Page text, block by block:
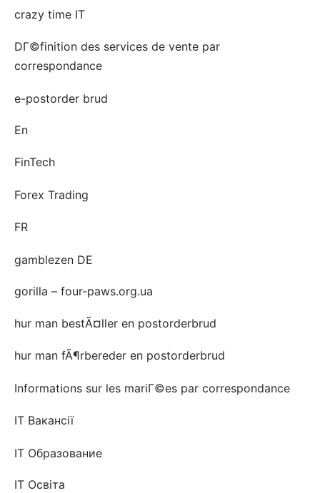
crazy time IT
DГ©finition des services de vente par
correspondance
e-postorder brud
En
FinTech
Forex Trading
FR
gamblezen DE
gorilla – four-paws.org.ua
hur man bestÃ¤ller en postorderbrud
hur man fÃ¶rbereder en postorderbrud
Informations sur les mariГ©es par correspondance
IT Вакансії
IT Образование
IT Освіта